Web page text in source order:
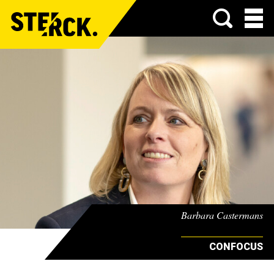
Menu
Barbara Castermans
CONFOCUS